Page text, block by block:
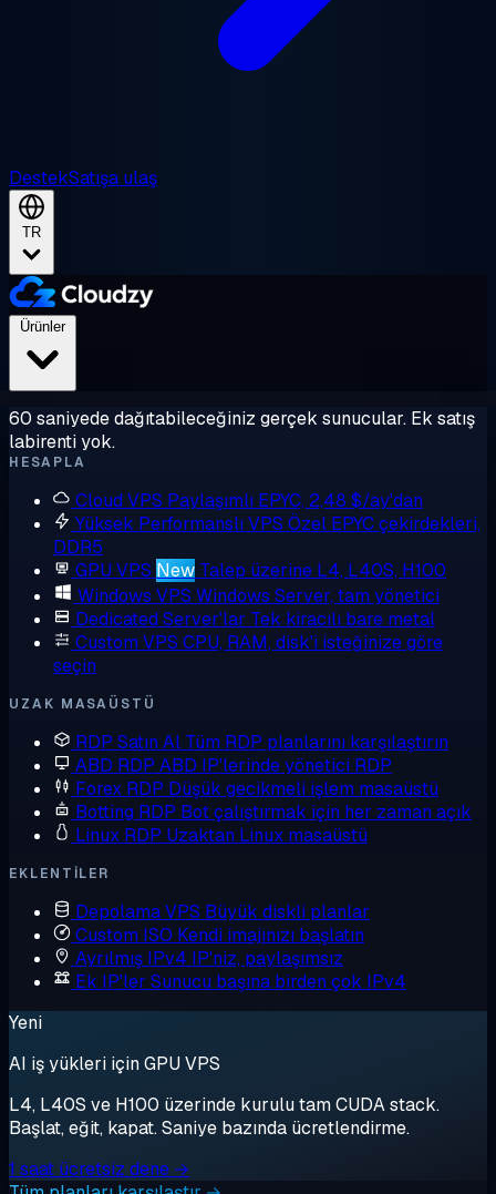
DestekSatışa ulaş
TR
Ürünler
60 saniyede dağıtabileceğiniz gerçek sunucular. Ek satış
labirenti yok.
HESAPLA
Cloud VPS Paylaşımlı EPYC, 2,48 $/ay'dan
Yüksek Performanslı VPS Özel EPYC çekirdekleri,
DDR5
GPU VPS New Talep üzerine L4, L40S, H100
Windows VPS Windows Server, tam yönetici
Dedicated Server'lar Tek kiracılı bare metal
Custom VPS CPU, RAM, disk'i isteğinize göre
seçin
UZAK MASAÜSTÜ
RDP Satın Al Tüm RDP planlarını karşılaştırın
ABD RDP ABD IP'lerinde yönetici RDP
Forex RDP Düşük gecikmeli işlem masaüstü
Botting RDP Bot çalıştırmak için her zaman açık
Linux RDP Uzaktan Linux masaüstü
EKLENTILER
Depolama VPS Büyük diskli planlar
Custom ISO Kendi imajınızı başlatın
Ayrılmış IPv4 IP'niz, paylaşımsız
Ek IP'ler Sunucu başına birden çok IPv4
Yeni
AI iş yükleri için GPU VPS
L4, L40S ve H100 üzerinde kurulu tam CUDA stack.
Başlat, eğit, kapat. Saniye bazında ücretlendirme.
1 saat ücretsiz dene →